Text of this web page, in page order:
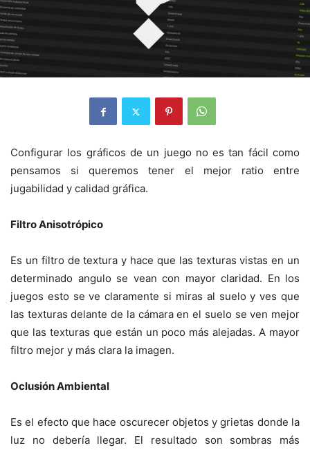
Configurar los gráficos de un juego no es tan fácil como
pensamos si queremos tener el mejor ratio entre
jugabilidad y calidad gráfica.
Filtro Anisotrópico
Es un filtro de textura y hace que las texturas vistas en un
determinado angulo se vean con mayor claridad. En los
juegos esto se ve claramente si miras al suelo y ves que
las texturas delante de la cámara en el suelo se ven mejor
que las texturas que están un poco más alejadas. A mayor
filtro mejor y más clara la imagen.
Oclusión Ambiental
Es el efecto que hace oscurecer objetos y grietas donde la
luz no debería llegar. El resultado son sombras más